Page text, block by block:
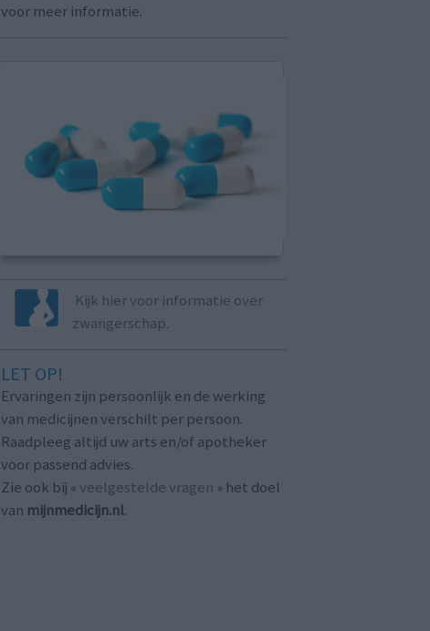
voor meer informatie.
Kijk hier voor informatie over
zwangerschap.
LET OP!
Ervaringen zijn persoonlijk en de werking
van medicijnen verschilt per persoon.
Raadpleeg altijd uw arts en/of apotheker
voor passend advies.
Zie ook bij « veelgestelde vragen » het doel
van mijnmedicijn.nl.